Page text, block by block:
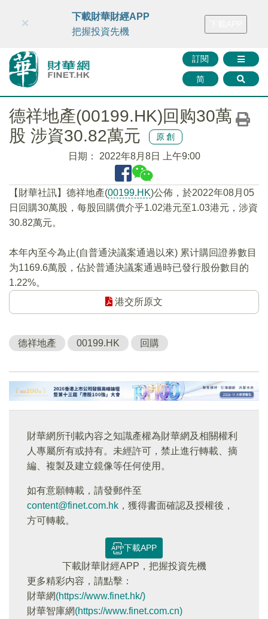
財華智庫網 FINTV FINMETA 財華證券 媒體矩陣
訂閱
简
×
下載財華財經APP
把握投資先機
德祥地產(00199.HK)回购30萬
股 涉資30.82萬元
原創
日期： 2022年8月8日 上午9:00
【財華社訊】德祥地產(00199.HK)公佈，於2022年08月05
日回購30萬股，每股回購價介乎1.02港元至1.03港元，涉資
30.82萬元。
本年內至今為止(自普通決議案通過以來) 累计購回證券數目
为1169.6萬股，佔於普通決議案通過時已發行股份數目的
1.22%。
港交所原文
德祥地產 00199.HK 回購
財華網所刊載內容之知識產權為財華網及相關權利
人專屬所有或持有。未經許可，禁止進行轉載、摘
編、複製及建立鏡像等任何使用。
如有意願轉載，請發郵件至
content@finet.com.hk ，獲得書面確認及授權後，
方可轉載。
下載APP
下載財華財經APP，把握投資先機
更多精彩内容，請點擊：
財華網(https://www.finet.hk/)
財華智庫網(https://www.finet.com.cn)